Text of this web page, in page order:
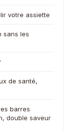
votre assiette
sans les
de santé,
barres
double saveur